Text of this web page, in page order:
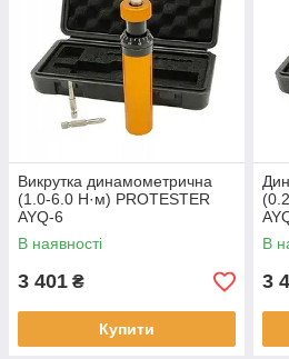
Викрутка динамометрична
(1.0-6.0 Н·м) PROTESTER
AYQ-6
В наявності
3 401 ₴
Купити
В
3